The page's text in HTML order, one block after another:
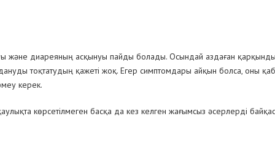
және диареяның асқынуы пайды болады. Осындай аздаған
тоқтатудың қажеті жоқ. Егер симптомдары айқын болса, оны
керек.
көрсетілмеген басқа да кез келген жағымсыз әсерлерді